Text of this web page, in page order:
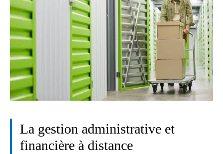
La gestion administrative et
financière à distance